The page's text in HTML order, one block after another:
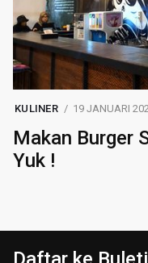
KULINER 19 JANUARI
Makan Burger
Yuk !